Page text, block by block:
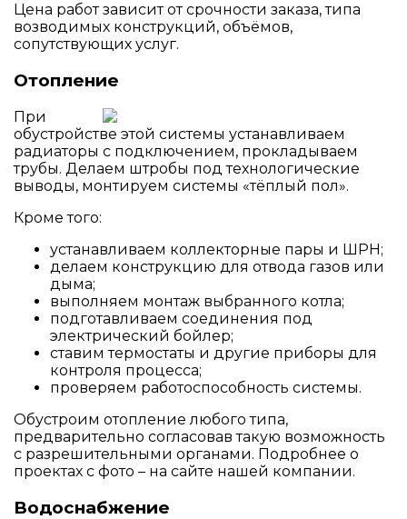
Цена работ зависит от срочности заказа, типа
возводимых конструкций, объёмов,
сопутствующих услуг.
Отопление
При
обустройстве этой системы устанавливаем
радиаторы с подключением, прокладываем
трубы. Делаем штробы под технологические
выводы, монтируем системы «тёплый пол».
Кроме того:
устанавливаем коллекторные пары и ШРН;
делаем конструкцию для отвода газов или
дыма;
выполняем монтаж выбранного котла;
подготавливаем соединения под
электрический бойлер;
ставим термостаты и другие приборы для
контроля процесса;
проверяем работоспособность системы.
Обустроим отопление любого типа,
предварительно согласовав такую возможность
с разрешительными органами. Подробнее о
проектах с фото – на сайте нашей компании.
Водоснабжение